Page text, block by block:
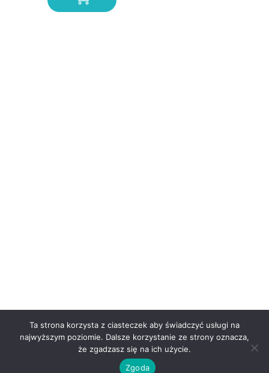
Ta strona korzysta z ciasteczek aby świadczyć usługi na
najwyższym poziomie. Dalsze korzystanie ze strony oznacza,
że zgadzasz się na ich użycie.
Zgoda